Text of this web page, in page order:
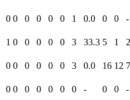
0 0 0 0 0 0 1 0.0 0 0 -
1 0 0 0 0 0 3 33.3 5 1
0 0 0 0 0 0 3 0.0 16 12
0 0 0 0 0 0 0 - 0 0 -